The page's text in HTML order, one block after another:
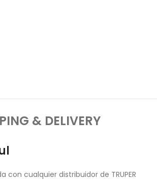
& DELIVERY
cualquier distribuidor de TRUPER